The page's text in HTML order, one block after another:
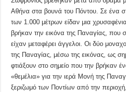
Αθήνα στα βουνά του Πόντου. Σε ένα
των 1.000 μέτρων είδαν μια
βρήκαν την εικόνα της Παναγίας, που
είχαν μεταφέρει άγγελοι. Οι δύο
της Παναγίας, μέσω της εικόνας, ως
φτιάξουν στο σημείο που την βρήκαν
«θεμέλια» για την ιερά Μονή της
ξεριζωμό των Ποντίων από την